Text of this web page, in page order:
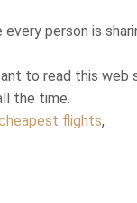
every person is
to read this web
the time.
flights,